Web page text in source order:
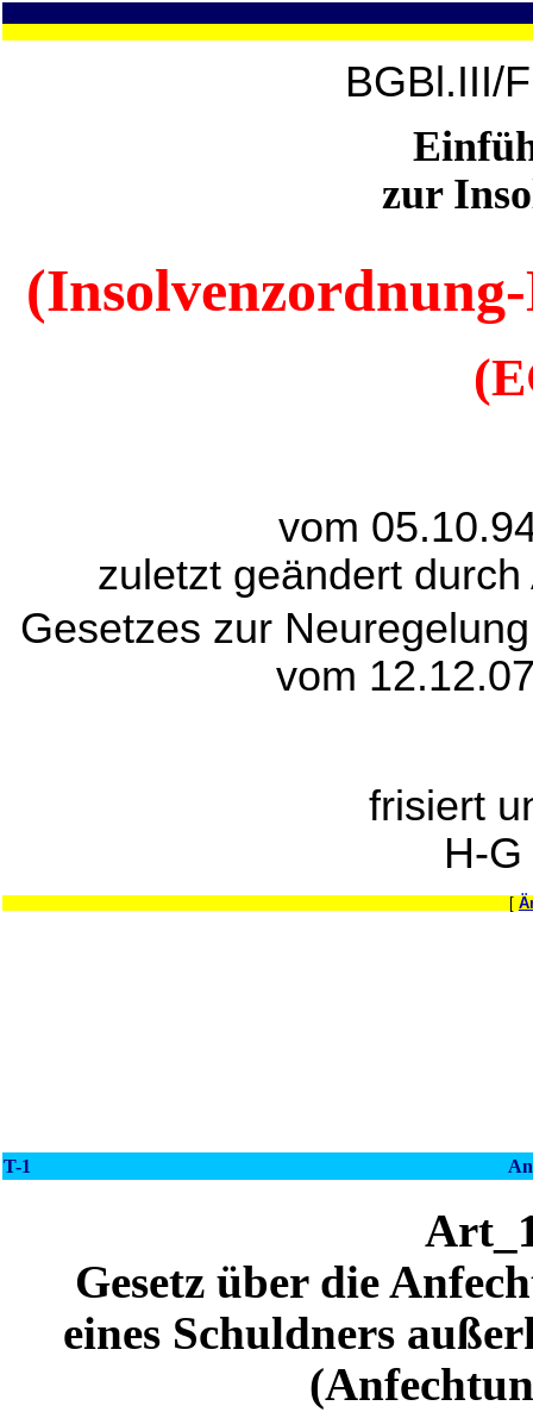
BGBl.III/
zur
vom
zuletzt geändert
Gesetzes zur
vom
frisiert
H-
[
T-1
Gesetz über die
eines Schuldners